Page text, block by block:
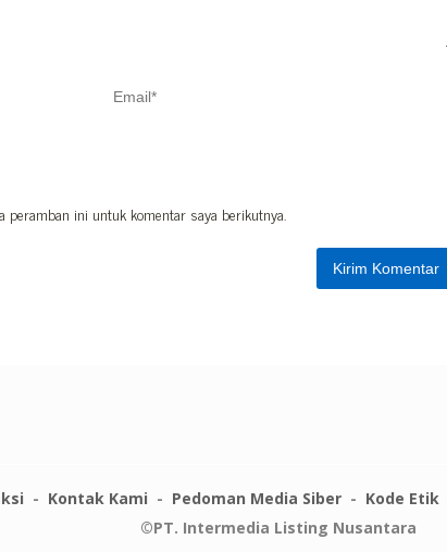
peramban ini untuk komentar saya berikutnya.
Kontak Kami Pedoman Media Siber Kode Etik
©PT. Intermedia Listing Nusantara